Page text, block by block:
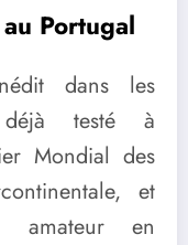
Portugal
dans les
déjà testé à
Mondial des
et
amateur en